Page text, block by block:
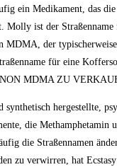
ein Medikament, das die
Molly ist der
MDMA, der
für eine
MDMA ZU
synthetisch hergestellte,
die Methamphetamin
die Straßennamen
zu verwirren, hat